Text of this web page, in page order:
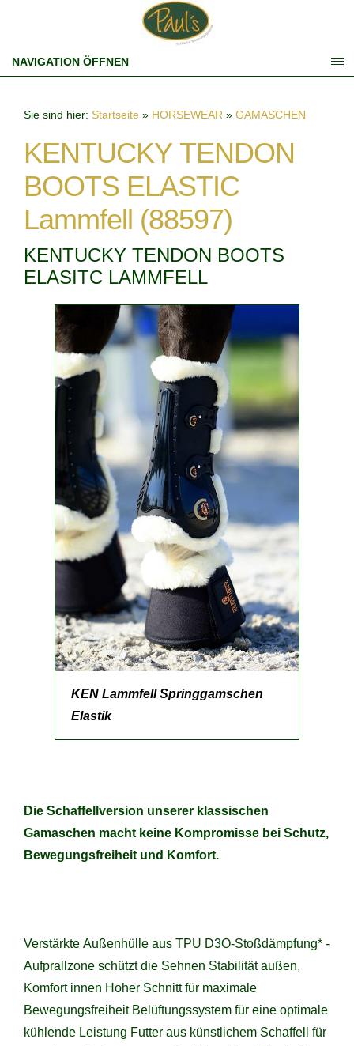
NAVIGATION ÖFFNEN
Sie sind hier: Startseite » HORSEWEAR » GAMASCHEN
KENTUCKY TENDON
BOOTS ELASTIC
Lammfell (88597)
KENTUCKY TENDON BOOTS
ELASITC LAMMFELL
KEN Lammfell Springgamschen
Elastik
Die Schaffellversion unserer klassischen
Gamaschen macht keine Kompromisse bei Schutz,
Bewegungsfreiheit und Komfort.
Verstärkte Außenhülle aus TPU D3O-Stoßdämpfung* -
Aufprallzone schützt die Sehnen Stabilität außen,
Komfort innen Hoher Schnitt für maximale
Bewegungsfreiheit Belüftungssystem für eine optimale
kühlende Leistung Futter aus künstlichem Schaffell für